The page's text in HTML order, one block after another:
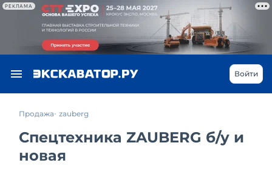
РЕКЛАМА
Войти
Продажа zauberg
Спецтехника ZAUBERG б/у и
новая